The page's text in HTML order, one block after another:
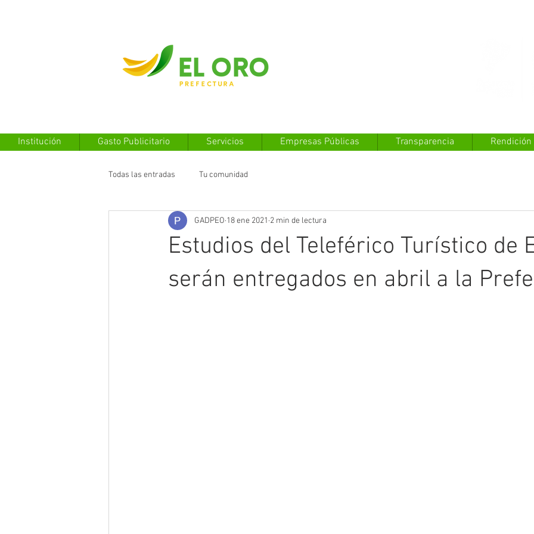
Institución Gasto Publicitario Servicios Empresas Públicas Transparencia
Todas las entradas Tu comunidad
Estudios del Teleférico Turístico de
serán entregados en abril a la
GADPEO 18 ene 2021 2 min de lectura